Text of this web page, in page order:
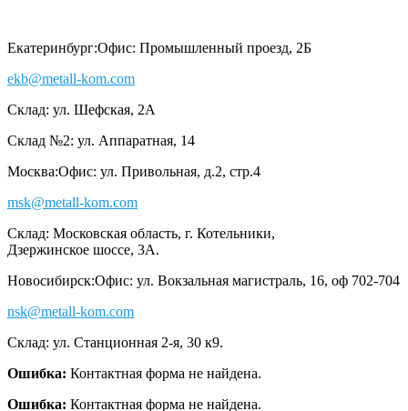
Екатеринбург:Офис: Промышленный проезд, 2Б
ekb@metall-kom.com
Склад: ул. Шефская, 2А
Склад №2: ул. Аппаратная, 14
Москва:Офис: ул. Привольная, д.2, стр.4
msk@metall-kom.com
Склад: Московская область, г. Котельники,
Дзержинское шоссе, 3А.
Новосибирск:Офис: ул. Вокзальная магистраль, 16, оф 702-704
nsk@metall-kom.com
Склад: ул. Станционная 2-я, 30 к9.
Ошибка: Контактная форма не найдена.
Ошибка: Контактная форма не найдена.